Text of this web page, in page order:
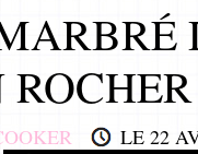
ROCHER
LE 22